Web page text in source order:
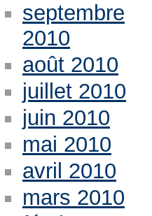
septembre
2010
août 2010
juillet 2010
juin 2010
mai 2010
avril 2010
mars 2010